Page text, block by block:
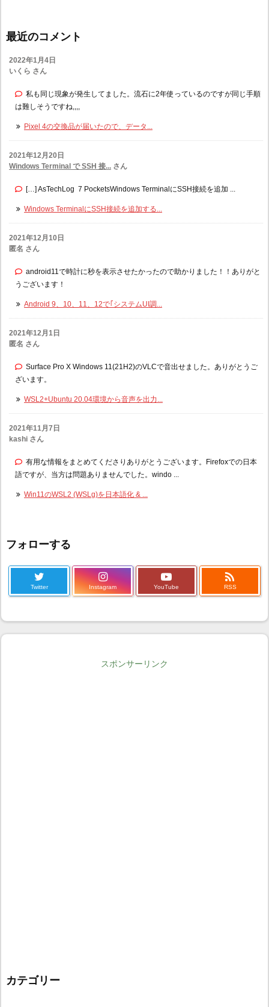
最近のコメント
2022年1月4日
いくら さん
私も同じ現象が発生してました。流石に2年使っているのですが同じ手順
は難しそうですね,,,,
Pixel 4の交換品が届いたので、データ...
2021年12月20日
Windows Terminal で SSH 接... さん
[…] AsTechLog 7 PocketsWindows TerminalにSSH接続を追加 ...
Windows TerminalにSSH接続を追加する...
2021年12月10日
匿名 さん
android11で時計に秒を表示させたかったので助かりました！！ありがと
うございます！
Android 9、10、11、12で｢システムUI調...
2021年12月1日
匿名 さん
Surface Pro X Windows 11(21H2)のVLCで音出せました。ありがとうご
ざいます。
WSL2+Ubuntu 20.04環境から音声を出力...
2021年11月7日
kashi さん
有用な情報をまとめてくださりありがとうございます。Firefoxでの日本
語ですが、当方は問題ありませんでした。windo ...
Win11のWSL2 (WSLg)を日本語化 & ...
フォローする
Twitter Instagram YouTube

RSS
スポンサーリンク
カテゴリー